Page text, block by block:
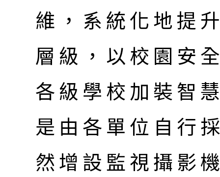
維，系統化地提
層級，以校園安
各級學校加裝智
是由各單位自行
然增設監視攝影